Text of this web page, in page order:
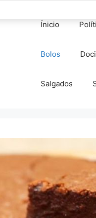
Ínicio
Bolos
Salgados